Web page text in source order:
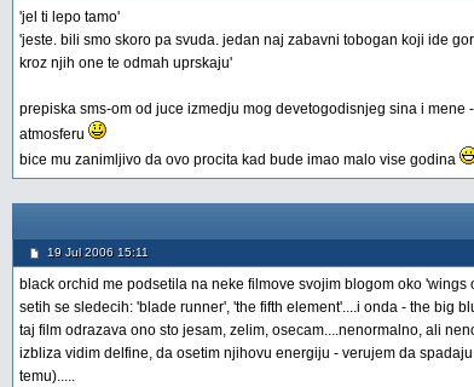
'jel ti lepo tamo'
'jeste. bili smo skoro pa svuda. jedan naj zabavni tobogan koji ide
kroz njih one te odmah uprskaju'
prepiska sms-om od juce izmedju mog devetogodisnjeg sina i
atmosferu
bice mu zanimljivo da ovo procita kad bude imao malo vise godina
19 Jul 2006 15:11
black orchid me podsetila na neke filmove svojim blogom oko 'wings
setih se sledecih: 'blade runner', 'the fifth element'....i onda - the big
taj film odrazava ono sto jesam, zelim, osecam....nenormalno, ali
izbliza vidim delfine, da osetim njihovu energiju - verujem da
temu).....